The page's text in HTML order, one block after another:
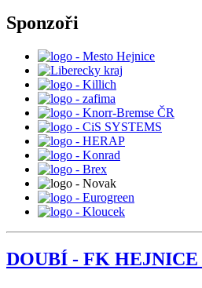
Sponzoři
DOUBÍ - FK HEJNICE